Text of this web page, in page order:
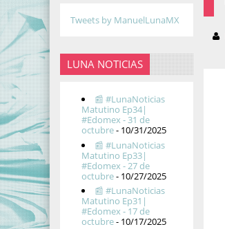
Tweets by ManuelLunaMX
LUNA NOTICIAS
📰 #LunaNoticias
Matutino Ep34|
#Edomex - 31 de
octubre- 10/31/2025
📰 #LunaNoticias
Matutino Ep33|
#Edomex - 27 de
octubre- 10/27/2025
📰 #LunaNoticias
Matutino Ep31|
#Edomex - 17 de
octubre- 10/17/2025